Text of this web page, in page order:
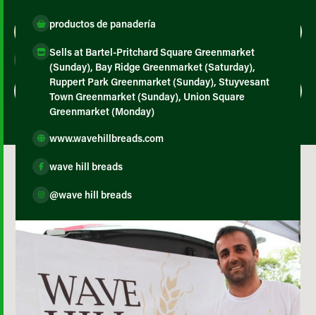
Map View
productos de panadería
Sells at Bartel-Pritchard Square Greenmarket
(Sunday), Bay Ridge Greenmarket (Saturday),
Ruppert Park Greenmarket (Sunday), Stuyvesant
Town Greenmarket (Sunday), Union Square
Greenmarket (Monday)
www.wavehillbreads.com
wave hill breads
@wave hill breads